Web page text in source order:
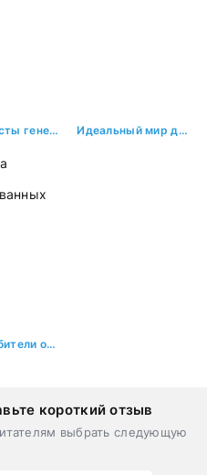
Две невесты генерала дракона Идеальный мир для Лекаря 3
Узница обители отбракованных жён
короткий отзыв
выбрать следующую